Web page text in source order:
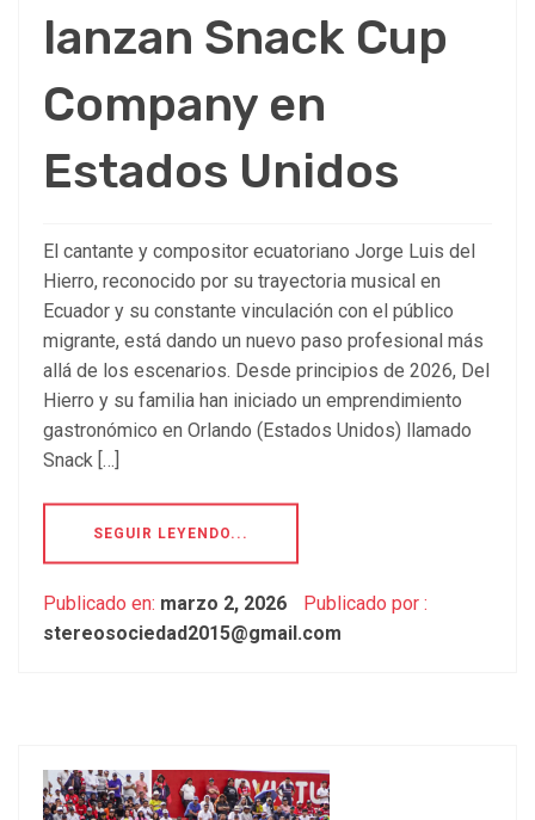
lanzan Snack Cup
Company en
Estados Unidos
El cantante y compositor ecuatoriano Jorge Luis del
Hierro, reconocido por su trayectoria musical en
Ecuador y su constante vinculación con el público
migrante, está dando un nuevo paso profesional más
allá de los escenarios. Desde principios de 2026, Del
Hierro y su familia han iniciado un emprendimiento
gastronómico en Orlando (Estados Unidos) llamado
Snack […]
SEGUIR LEYENDO...
Publicado en: marzo 2, 2026
Publicado por :
stereosociedad2015@gmail.com